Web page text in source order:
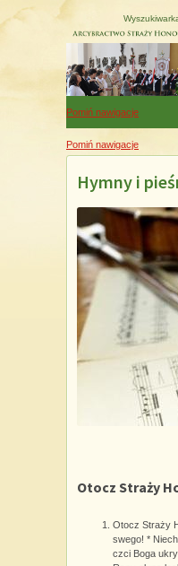
Pomiń nawigacje
Pomiń nawigacje
Hymny i
Otocz Straży
Otocz Straży
swego! *
czci Boga